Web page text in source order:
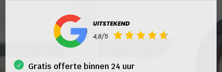
Gratis offerte binnen 24 uur